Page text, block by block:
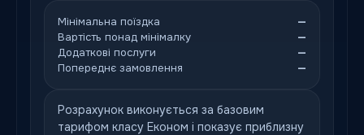
Мінімальна поїздка
—
Вартість понад мінімалку
—
Додаткові послуги
—
Попереднє замовлення
—
Розрахунок виконується за базовим
тарифом класу Економ і показує приблизну